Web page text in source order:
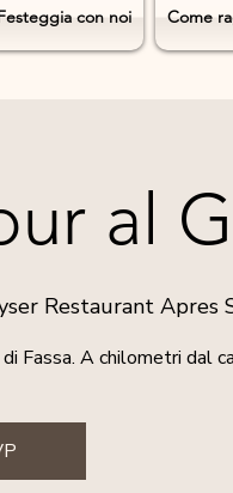
con noi Come
al
Restaurant Apres
Fassa. A chilometri dal